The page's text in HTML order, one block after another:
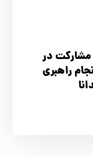
مشارکت در
راهبری